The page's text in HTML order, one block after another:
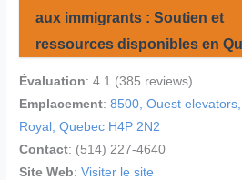
aux immigrants : Soutien et
ressources disponibles en
Évaluation: 4.1 (385 reviews)
Emplacement:8500, Ouest
Royal, Quebec H4P 2N2
Contact: (514) 227-4640
Site Web:Visiter le site